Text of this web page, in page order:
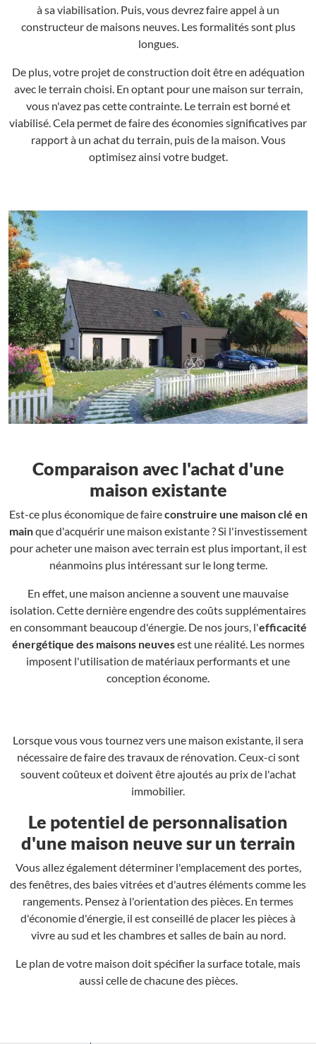
à sa viabilisation. Puis, vous devrez faire appel à un
constructeur de maisons neuves. Les formalités sont plus
longues.
De plus, votre projet de construction doit être en adéquation
avec le terrain choisi. En optant pour une maison sur terrain,
vous n'avez pas cette contrainte. Le terrain est borné et
viabilisé. Cela permet de faire des économies significatives par
rapport à un achat du terrain, puis de la maison. Vous
optimisez ainsi votre budget.
Comparaison avec l'achat d'une
maison existante
Est-ce plus économique de faireconstruire une maison clé en
mainque d'acquérir une maison existante ? Si l'investissement
pour acheter une maison avec terrain est plus important, il est
néanmoins plus intéressant sur le long terme.
En effet, une maison ancienne a souvent une mauvaise
isolation. Cette dernière engendre des coûts supplémentaires
en consommant beaucoup d'énergie. De nos jours, l'efficacité
énergétique des maisons neuvesest une réalité. Les normes
imposent l'utilisation de matériaux performants et une
conception économe.
Lorsque vous vous tournez vers une maison existante, il sera
nécessaire de faire des travaux de rénovation. Ceux-ci sont
souvent coûteux et doivent être ajoutés au prix de l'achat
immobilier.
Le potentiel de personnalisation
d'une maison neuve sur un terrain
Vous allez également déterminer l'emplacement des portes,
des fenêtres, des baies vitrées et d'autres éléments comme les
rangements. Pensez à l'orientation des pièces. En termes
d'économie d'énergie, il est conseillé de placer les pièces à
vivre au sud et les chambres et salles de bain au nord.
Le plan de votre maison doit spécifier la surface totale, mais
aussi celle de chacune des pièces.